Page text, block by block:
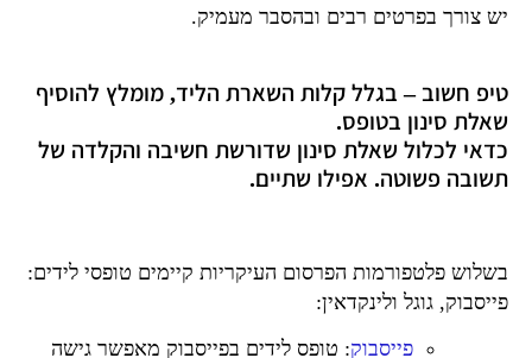
יש צורך בפרטים רבים ובהסבר מעמיק.
טיפ חשוב – בגלל קלות השארת הליד, מומלץ להוסיף
שאלת סינון בטופס.
כדאי לכלול שאלת סינון שדורשת חשיבה והקלדה של
תשובה פשוטה. אפילו שתיים.
בשלוש פלטפורמות הפרסום העיקריות קיימים טופסי לידים:
פייסבוק, גוגל ולינקדאין:
פייסבוק: טופס לידים בפייסבוק מאפשר גישה